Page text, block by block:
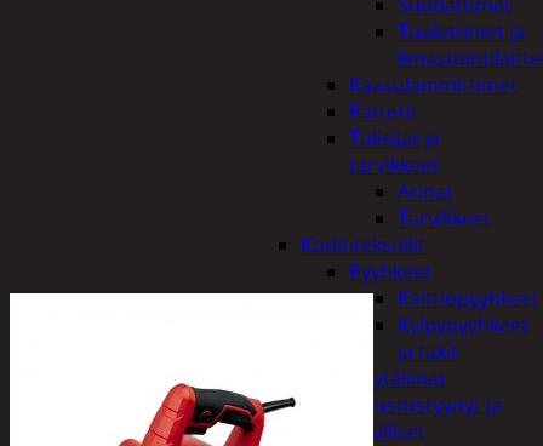
Tuulettimet ja
Kaasulämmittimet
Patterit
Tulisijat ja
tarvikkeet
Arinat
Tarvikkeet
Kodintekstiilit
Pyyhkeet
Keittiöpyyhkeet
Kylpypyyhkeet
ja takit
Pöytäliinat
Sisustustyynyt ja
päälliset